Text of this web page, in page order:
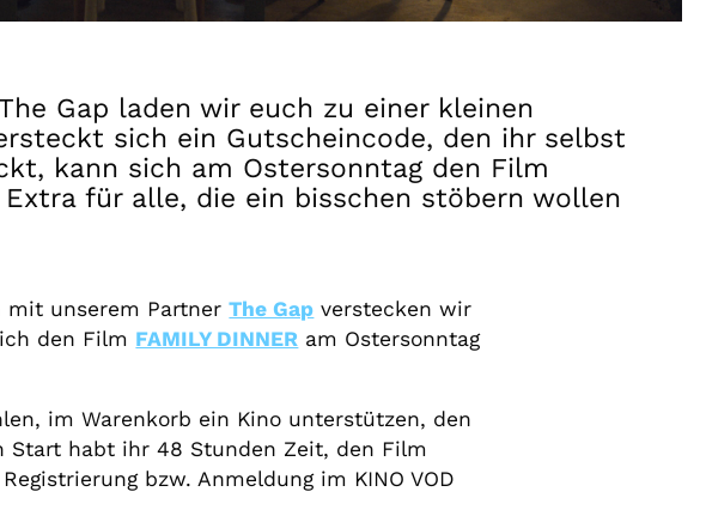
Gap laden wir euch zu einer kleinen
sich ein Gutscheincode, den ihr selbst
kann sich am Ostersonntag den Film
für alle, die ein bisschen stöbern wollen
mit unserem PartnerThe Gap verstecken wir
den Film FAMILY DINNER am Ostersonntag
im Warenkorb ein Kino unterstützen, den
Start habt ihr 48 Stunden Zeit, den Film
bzw. Anmeldung im KINO VOD